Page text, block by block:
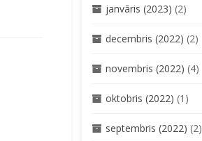
janvāris (2023) (2)
decembris (2022) (2)
novembris (2022) (4)
oktobris (2022) (1)
septembris (2022) (2)